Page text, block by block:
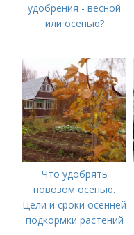
удобрения - весной
или осенью?
Что удобрять
новозом осенью.
Цели и сроки осенней
подкормки растений